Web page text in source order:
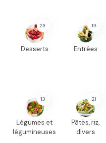
23
Desserts
19
Entrées
13
Légumes et
légumineuses
21
Pâtes, riz,
divers